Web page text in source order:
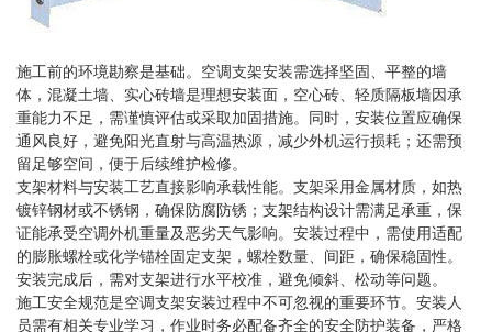
施工前的环境勘察是基础。空调支架安装需选择坚固、平整的墙
体，混凝土墙、实心砖墙是理想安装面，空心砖、轻质隔板墙因承
重能力不足，需谨慎评估或采取加固措施。同时，安装位置应确保
通风良好，避免阳光直射与高温热源，减少外机运行损耗；还需预
留足够空间，便于后续维护检修。
支架材料与安装工艺直接影响承载性能。支架采用金属材质，如热
镀锌钢材或不锈钢，确保防腐防锈；支架结构设计需满足承重，保
证能承受空调外机重量及恶劣天气影响。安装过程中，需使用适配
的膨胀螺栓或化学锚栓固定支架，螺栓数量、间距，确保稳固性。
安装完成后，需对支架进行水平校准，避免倾斜、松动等问题。
施工安全规范是空调支架安装过程中不可忽视的重要环节。安装人
员需有相关专业学习，作业时务必配备齐全的安全防护装备，严格